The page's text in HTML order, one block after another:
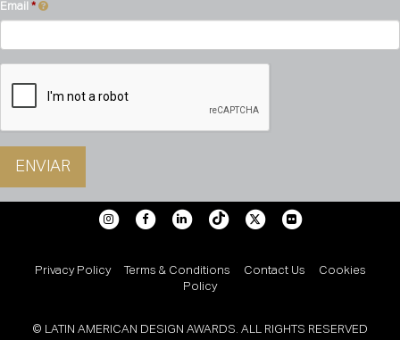
Email
ENVIAR
Privacy Policy Terms & Conditions Contact Us Cookies
Policy
© LATIN AMERICAN DESIGN AWARDS. ALL RIGHTS RESERVED